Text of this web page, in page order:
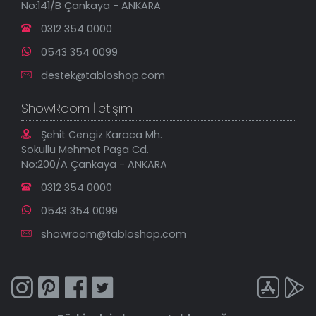
İndirimli Tablolar
No:141/B Çankaya - ANKARA
0312 354 0000
0543 354 0099
destek@tabloshop.com
ShowRoom İletişim
Şehit Cengiz Karaca Mh.
Sokullu Mehmet Paşa Cd.
No:200/A Çankaya - ANKARA
0312 354 0000
0543 354 0099
showroom@tabloshop.com